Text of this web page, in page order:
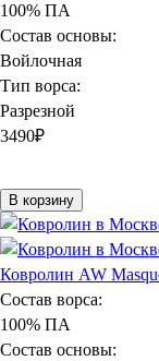
100% ПА
Состав основы:
Войлочная
Тип ворса:
Разрезной
3490₽
В корзину
Ковролин AW
Состав ворса:
100% ПА
Состав основы: